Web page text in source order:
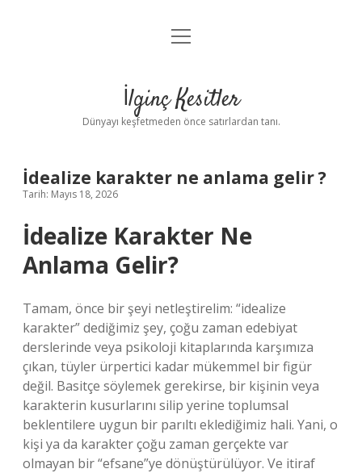
Anasayfa
Yasal Uyarı
menüyü
İlginç Kesitler
Dünyayı keşfetmeden önce satırlardan tanı.
İdealize karakter ne anlama gelir ?
Tarih: Mayıs 18, 2026
İdealize Karakter Ne
Anlama Gelir?
Tamam, önce bir şeyi netleştirelim: “idealize
karakter” dediğimiz şey, çoğu zaman edebiyat
derslerinde veya psikoloji kitaplarında karşımıza
çıkan, tüyler ürpertici kadar mükemmel bir figür
değil. Basitçe söylemek gerekirse, bir kişinin veya
karakterin kusurlarını silip yerine toplumsal
beklentilere uygun bir parıltı eklediğimiz hali. Yani, o
kişi ya da karakter çoğu zaman gerçekte var
olmayan bir “efsane”ye dönüştürülüyor. Ve itiraf